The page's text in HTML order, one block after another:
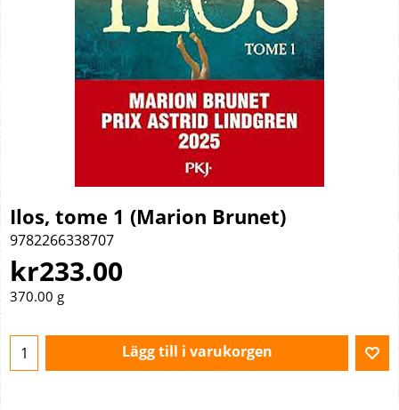
Ilos, tome 1 (Marion Brunet)
9782266338707
kr233.00
370.00 g
Lägg till i varukorgen